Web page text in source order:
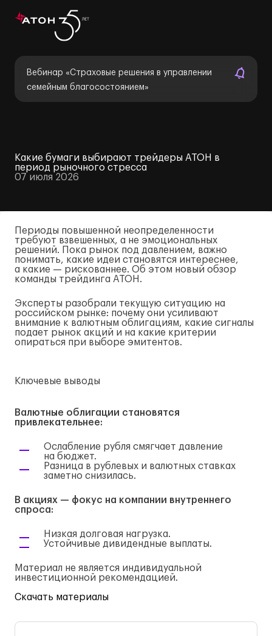
Вебинар «Страховые решения в управлении
семейным благосостоянием»
Какие бумаги выбирают трейдеры АТОН в
период рыночного стресса
07 июля 2026
Периоды повышенной неопределенности
требуют взвешенных, а не эмоциональных
решений. Пока рынок под давлением, важно
понимать, какие идеи становятся интереснее,
а какие — рискованнее. Об этом новый обзор
команды трейдинга АТОН.
Эксперты разобрали текущую ситуацию на
российском рынке: почему они усиливают
внимание к валютным облигациям, какие сигналы
подает рынок акций и на какие критерии
опираться при выборе эмитентов.
Ключевые выводы
Валютные облигации становятся
привлекательнее:
Ослабление рубля смягчает давление
на бюджет.
Разница в рублевых и валютных ставках
заметно снизилась.
В акциях — фокус на компании внутреннего
спроса:
Низкая долговая нагрузка.
Устойчивые дивидендные выплаты.
Материал не является индивидуальной
инвестиционной рекомендацией.
Скачать материалы